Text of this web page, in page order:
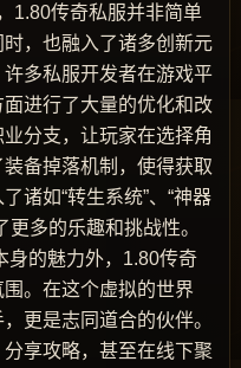
1.80传奇私服并非简单
，也融入了诸多创新元
多私服开发者在游戏平
进行了大量的优化和改
分支，让玩家在选择角
备掉落机制，使得获取
诸如“转生系统”、“神器
多的乐趣和挑战性。
身的魅力外，1.80传奇
。在这个虚拟的世界
更是志同道合的伙伴。
享攻略，甚至在线下聚